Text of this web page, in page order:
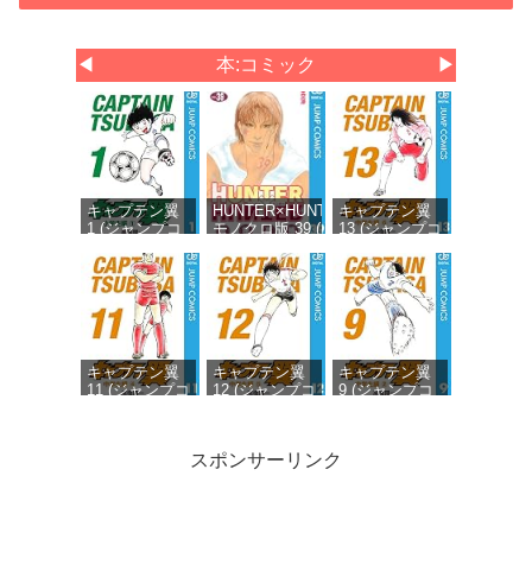
◀ 本:コミック ▶
キャプテン翼
1 (ジャンプコ
DIGITAL)
HUNTER×HUNTER
モノクロ版 39 (ジ
DIGITAL)
キャプテン翼
13 (ジャンプコ
DIGITAL)
キャプテン翼
11 (ジャンプコ
キャプテン翼
12 (ジャンプコ
キャプテン翼
9 (ジャンプコ
スポンサーリンク